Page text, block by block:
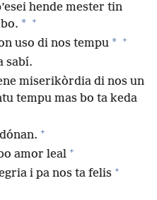
hende mester tin
* +
uso di nos tempu * +
sabí.
miserikòrdia di nos un
tempu mas bo ta keda
+
amor leal +
i pa nos ta felis +